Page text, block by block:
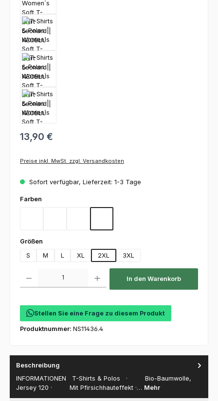
13,90 €
Preise inkl. MwSt. zzgl. Versandkosten
Sofort verfügbar, Lieferzeit: 1-3 Tage
Farben
Größen
S
M L XL 2XL 3XL
In den Warenkorb
Stellen Sie eine Frage zu diesem Produkt
Produktnummer: NS11436.4
Beschreibung
INFORMATIONEN T-Shirts & Polos · Bio-Baumwolle,
Jersey 120 · Mit Pfirsichhauteffekt ·… Mehr